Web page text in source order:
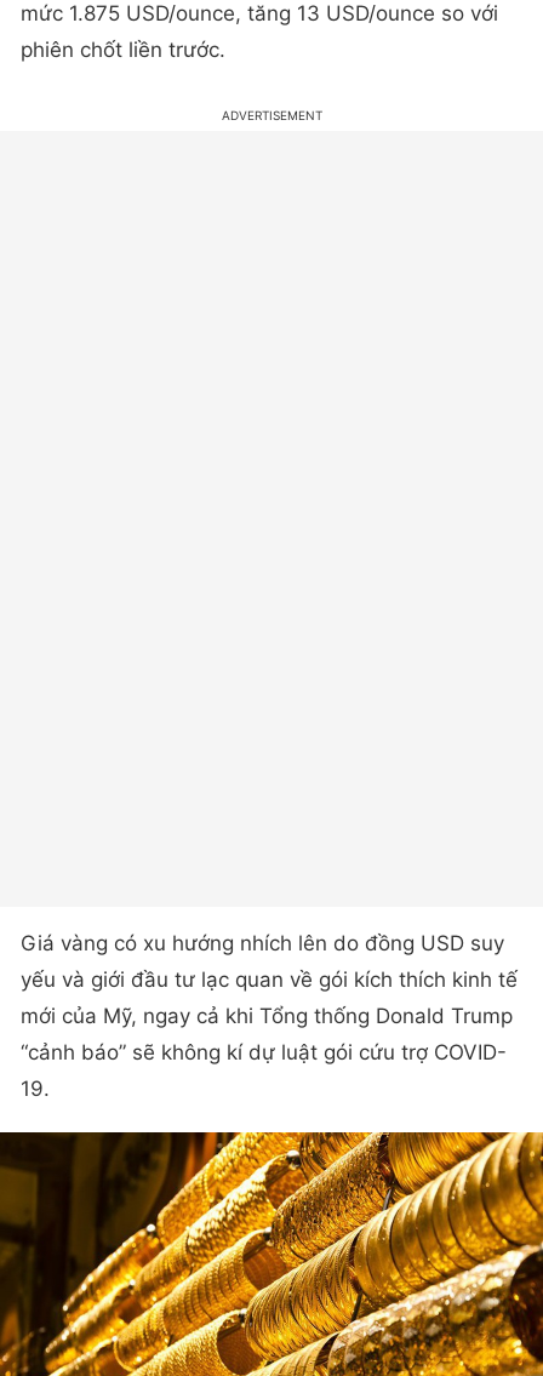
mức 1.875 USD/ounce, tăng 13 USD/ounce so với
phiên chốt liền trước.
Giá vàng có xu hướng nhích lên do đồng USD suy
yếu và giới đầu tư lạc quan về gói kích thích kinh tế
mới của Mỹ, ngay cả khi Tổng thống Donald Trump
“cảnh báo” sẽ không kí dự luật gói cứu trợ COVID-
19.